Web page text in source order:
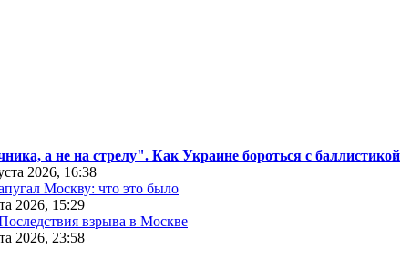
а не на стрелу". Как Украине бороться с баллистикой
2026, 16:38
Москву: что это было
2026, 15:29
взрыва в Москве
2026, 23:58